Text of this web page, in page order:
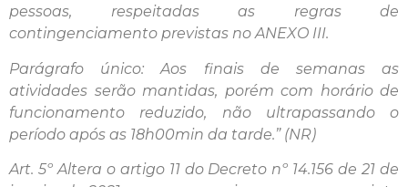
pessoas, respeitadas as regras de
contingenciamento previstas no ANEXO III.
Parágrafo único: Aos finais de semanas as
atividades serão mantidas, porém com horário de
funcionamento reduzido, não ultrapassando o
período após as 18h00min da tarde.” (NR)
Art. 5º Altera o artigo 11 do Decreto nº 14.156 de 21 de